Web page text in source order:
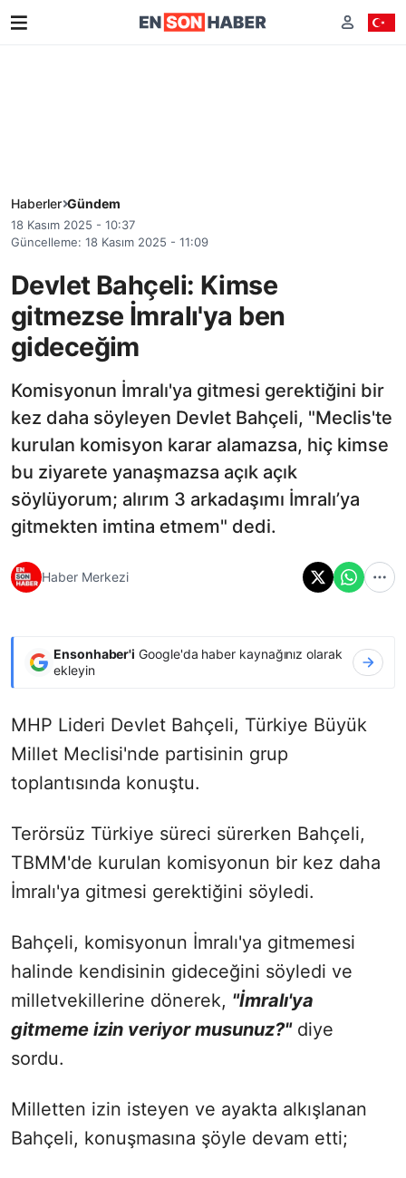
Haberler Gündem
18 Kasım 2025 - 10:37
Güncelleme: 18 Kasım 2025 - 11:09
Devlet Bahçeli: Kimse
gitmezse İmralı'ya ben
gideceğim
Komisyonun İmralı'ya gitmesi gerektiğini bir
kez daha söyleyen Devlet Bahçeli, "Meclis'te
kurulan komisyon karar alamazsa, hiç kimse
bu ziyarete yanaşmazsa açık açık
söylüyorum; alırım 3 arkadaşımı İmralı’ya
gitmekten imtina etmem" dedi.
Haber Merkezi
Ensonhaber'i Google'da haber kaynağınız olarak
ekleyin
MHP Lideri Devlet Bahçeli, Türkiye Büyük
Millet Meclisi'nde partisinin grup
toplantısında konuştu.
Terörsüz Türkiye süreci sürerken Bahçeli,
TBMM'de kurulan komisyonun bir kez daha
İmralı'ya gitmesi gerektiğini söyledi.
Bahçeli, komisyonun İmralı'ya gitmemesi
halinde kendisinin gideceğini söyledi ve
milletvekillerine dönerek, "İmralı'ya
gitmeme izin veriyor musunuz?"diye
sordu.
Milletten izin isteyen ve ayakta alkışlanan
Bahçeli, konuşmasına şöyle devam etti;